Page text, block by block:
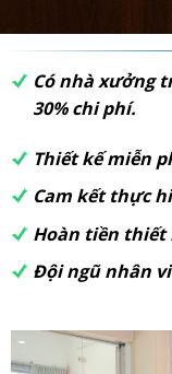
Có nhà xưởng
30% chi phí.
Thiết kế miễn
Cam kết thực
Hoàn tiền thiết
Đội ngũ nhân